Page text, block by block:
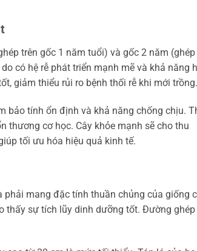
trên gốc 1 năm tuổi) và gốc 2 năm (ghép
có hệ rễ phát triển mạnh mẽ và khả năng
giảm thiểu rủi ro bệnh thối rễ khi mới trồng.
bảo tính ổn định và khả năng chống chịu.
thương cơ học. Cây khỏe mạnh sẽ cho thu
tối ưu hóa hiệu quả kinh tế.
mang đặc tính thuần chủng của giống
thấy sự tích lũy dinh dưỡng tốt. Đường ghép